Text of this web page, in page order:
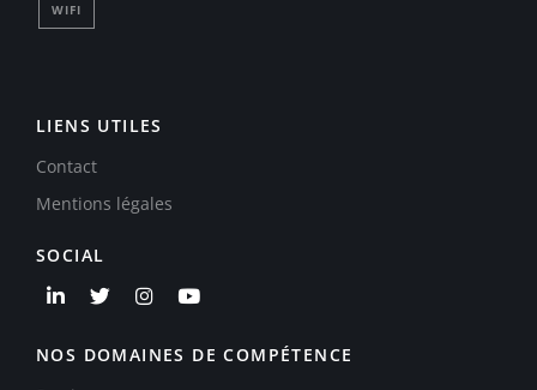
WIFI
LIENS UTILES
Contact
Mentions légales
SOCIAL
NOS DOMAINES DE COMPÉTENCE